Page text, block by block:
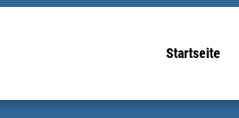
Startseite